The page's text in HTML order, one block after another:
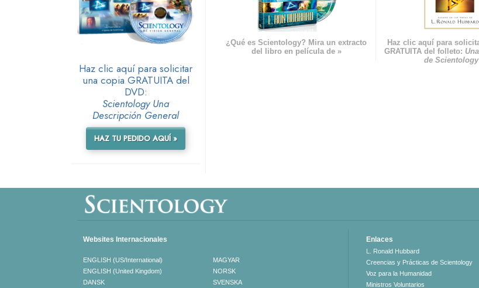
¿Qué es Scientology? Mira un extracto
del libro en película de »
Haz clic aquí para
GRATUITA del folleto:
de Scientology
Haz clic aquí para solicitar
una copia GRATUITA del
DVD:
Scientology Una
Descripción General
HAZ TU PEDIDO AQUÍ »
Websites Internacionales
ENGLISH (US/International)
ENGLISH (United Kingdom)
DANSK
MAGYAR
NORSK
SVENSKA
Enlaces
L. Ronald Hubbard
Creencias y Prácticas de Scientology
Voz para la Humanidad
Ministros Voluntarios